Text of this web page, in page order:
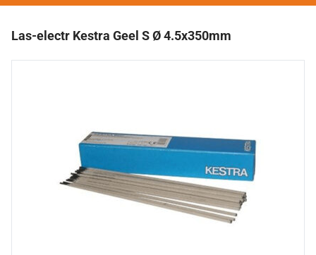
Las-electr Kestra Geel S Ø 4.5x350mm